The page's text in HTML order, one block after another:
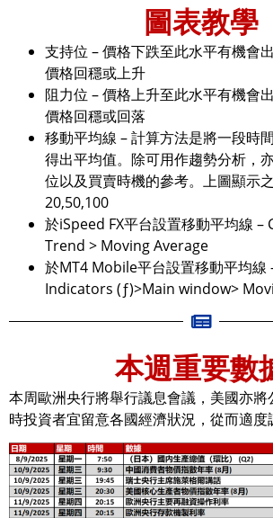
圖表教學
支持位 – 價格下跌至此水平有機會
價格回穩或上升
阻力位 – 價格上升至此水平有機會
價格回穩或回落
移動平均線 – 計算方法是將一段時
得出平均值。除可用作趨勢分析，
位以及買賣時機的參考。上圖顯示
20,50,100
於iSpeed FX平台設置移動平均線
Trend > Moving Average
於MT4 Mobile平台設置移動平均線
Indicators (ƒ)>Main window>
本週重要數
本周歐洲央行將舉行議息會議，美國亦將
時投資者宜留意各國經濟狀況，從而適度